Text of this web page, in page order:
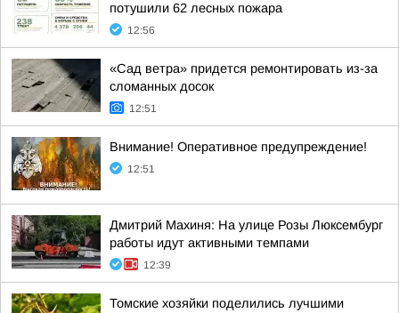
потушили 62 лесных пожара
12:56
«Сад ветра» придется ремонтировать из-за
сломанных досок
12:51
Внимание! Оперативное предупреждение!
12:51
Дмитрий Махиня: На улице Розы Люксембург
работы идут активными темпами
12:39
Томские хозяйки поделились лучшими